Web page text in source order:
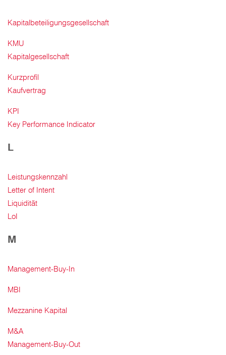
Kapitalbeteiligungsgesellschaft
KMU
Kapitalgesellschaft
Kurzprofil
Kaufvertrag
KPI
Key Performance Indicator
L
Leistungskennzahl
Letter of Intent
Liquidität
LoI
M
Management-Buy-In
MBI
Mezzanine Kapital
M&A
Management-Buy-Out